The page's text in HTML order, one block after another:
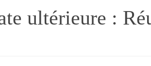
ultérieure :